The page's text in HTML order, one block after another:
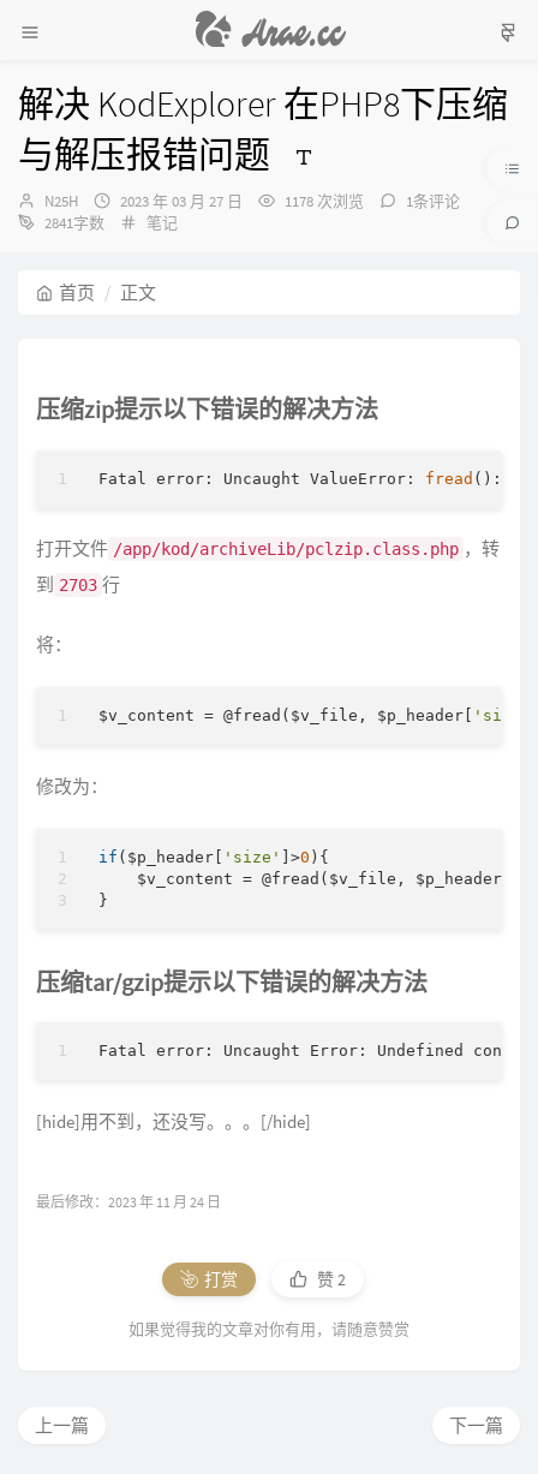
解决 KodExplorer 在PHP8下压缩
与解压报错问题
作
者：
N25H
发
布
2023 年 03 月 27 日 1178 次浏览
1条评论
2841字数
分
笔记
首页 正文
压缩zip提示以下错误的解决方法
Fatal error: Uncaught ValueError: fread ():
打开文件 /app/kod/archiveLib/pclzip.class.php ，转
到 2703 行
将：
$v_content = @fread($v_file, $p_header[ 'size'
修改为：
if ($p_header[ 'size' ]>0 ){
    $v_content = @fread($v_file, $p_header[
}
压缩tar/gzip提示以下错误的解决方法
Fatal error: Uncaught Error: Undefined
[hide]用不到，还没写。。。[/hide]
最后修改：2023 年 11 月 24 日
打赏 赞2
如果觉得我的文章对你有用，请随意赞赏
下一篇
上一篇